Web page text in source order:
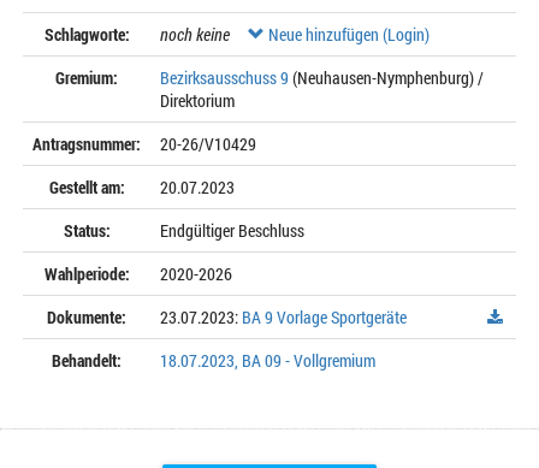
Schlagworte: noch keine
Neue hinzufügen (Login)
Gremium:
Bezirksausschuss 9 (Neuhausen-Nymphenburg) /
Direktorium
Antragsnummer:
20-26/V10429
Gestellt am:
20.07.2023
Status:
Endgültiger Beschluss
Wahlperiode:
2020-2026
Dokumente:
23.07.2023: BA 9 Vorlage Sportgeräte
Behandelt:
18.07.2023, BA 09 - Vollgremium